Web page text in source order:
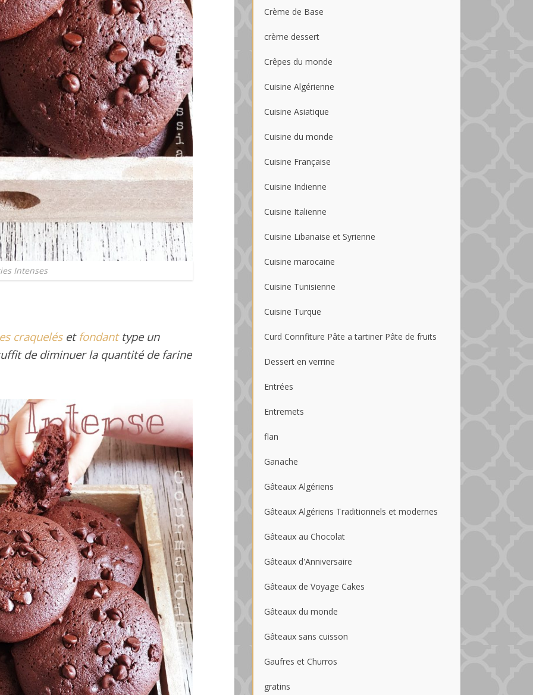
Intenses
craqueléset fondanttype un
de diminuer la quantité de farine
Crème de Base
crème dessert
Crêpes du monde
Cuisine Algérienne
Cuisine Asiatique
Cuisine du monde
Cuisine Française
Cuisine Indienne
Cuisine Italienne
Cuisine Libanaise et Syrienne
Cuisine marocaine
Cuisine Tunisienne
Cuisine Turque
Curd Connfiture Pâte a tartiner Pâte de fruits
Dessert en verrine
Entrées
Entremets
flan
Ganache
Gâteaux Algériens
Gâteaux Algériens Traditionnels et modernes
Gâteaux au Chocolat
Gâteaux d'Anniversaire
Gâteaux de Voyage Cakes
Gâteaux du monde
Gâteaux sans cuisson
Gaufres et Churros
gratins